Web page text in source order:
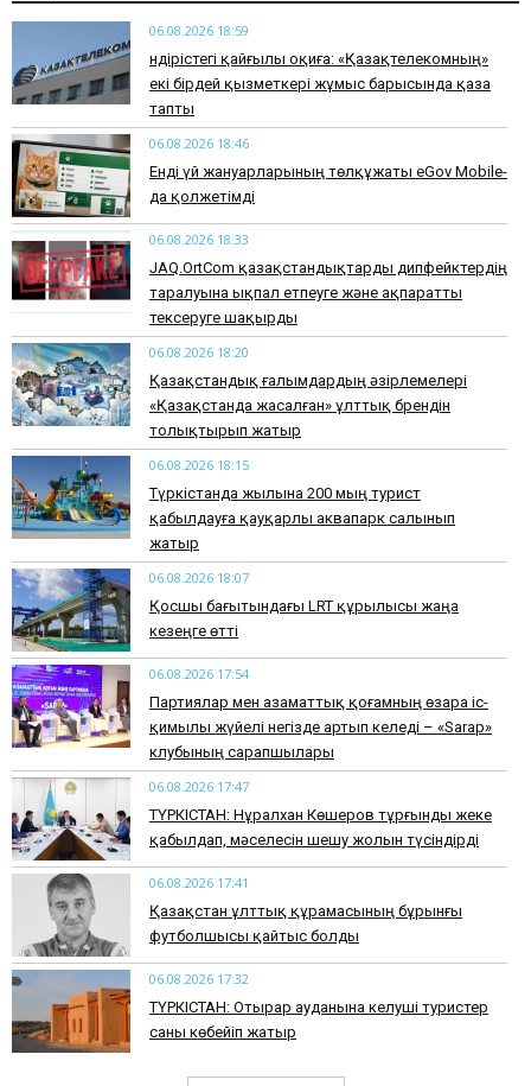
06.08.2026 18:59
Өндірістегі қайғылы оқиға: «Қазақтелекомның»
екі бірдей қызметкері жұмыс барысында қаза
тапты
06.08.2026 18:46
Енді үй жануарларының төлқұжаты eGov Mobile-
да қолжетімді
06.08.2026 18:33
JAQ.OrtCom қазақстандықтарды дипфейктердің
таралуына ықпал етпеуге және ақпаратты
тексеруге шақырды
06.08.2026 18:20
Қазақстандық ғалымдардың әзірлемелері
«Қазақстанда жасалған» ұлттық брендін
толықтырып жатыр
06.08.2026 18:15
Түркістанда жылына 200 мың турист
қабылдауға қауқарлы аквапарк салынып
жатыр
06.08.2026 18:07
Қосшы бағытындағы LRT құрылысы жаңа
кезеңге өтті
06.08.2026 17:54
Партиялар мен азаматтық қоғамның өзара іс-
қимылы жүйелі негізде артып келеді – «Sarap»
клубының сарапшылары
06.08.2026 17:47
ТҮРКІСТАН: Нұралхан Көшеров тұрғынды жеке
қабылдап, мәселесін шешу жолын түсіндірді
06.08.2026 17:41
Қазақстан ұлттық құрамасының бұрынғы
футболшысы қайтыс болды
06.08.2026 17:32
ТҮРКІСТАН: Отырар ауданына келуші туристер
саны көбейіп жатыр